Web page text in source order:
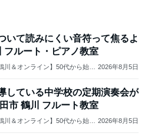
いて読みにくい音符って焦るよ
フルート・ピアノ教室
川＆オンライン】50代から始め
2026年8月5日
している中学校の定期演奏会が
市 鶴川 フルート教室
川＆オンライン】50代から始め
2026年8月5日